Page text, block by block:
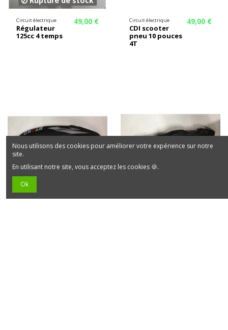
Circuit électrique
Régulateur
125cc 4 temps
49,00 € Circuit électrique
CDI scooter
pneu 10 pouces
4T
49,00 €
Nous utilisons des cookies pour améliorer votre expérience sur notre
site.
En utilisant notre site, vous acceptez les cookies 🍪.
Ok